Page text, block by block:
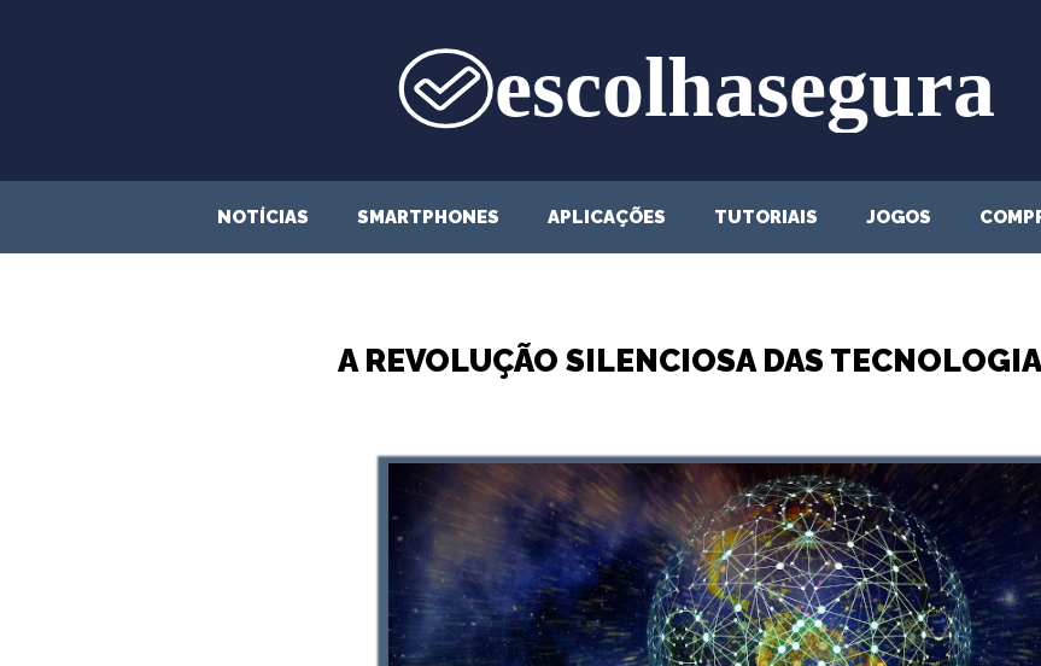
NOTÍCIAS SMARTPHONES APLICAÇÕES TUTORIAIS JOGOS
A REVOLUÇÃO SILENCIOSA DAS